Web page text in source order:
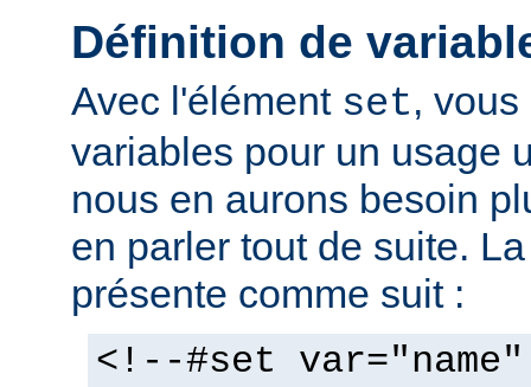
Définition de
Avec l'élément set,
variables pour un usage
nous en aurons besoin
en parler tout de suite.
présente comme suit :
<!--#set